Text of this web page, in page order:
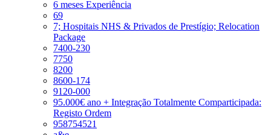
6 meses Experiência
69
7; Hospitais NHS & Privados de Prestígio; Relocation
Package
7400-230
7750
8200
8600-174
9120-000
95.000€ ano + Integração Totalmente Comparticipada:
Registo Ordem
958754521